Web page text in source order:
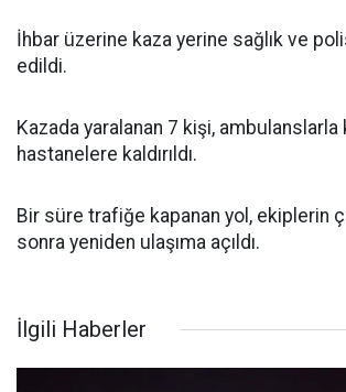
İhbar üzerine kaza yerine sağlık ve
edildi.
Kazada yaralanan 7 kişi,
hastanelere kaldırıldı.
Bir süre trafiğe kapanan yol, ekiplerin
sonra yeniden ulaşıma açıldı.
İlgili Haberler